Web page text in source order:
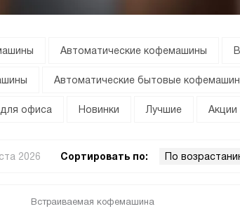
Автоматические кофемашины
Автоматические бытовые
офиса Новинки Лучшие Акции
2026 Сортировать по: По
Встраиваемая кофемашина